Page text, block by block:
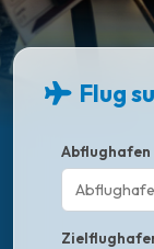
Flug
Abflughafen